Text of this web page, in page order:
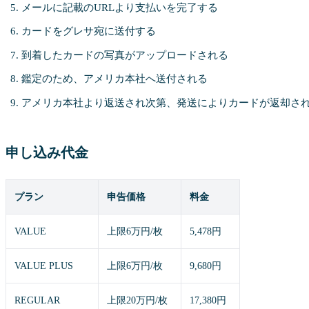
メールに記載のURLより支払いを完了する
カードをグレサ宛に送付する
到着したカードの写真がアップロードされる
鑑定のため、アメリカ本社へ送付される
アメリカ本社より返送され次第、発送によりカードが返却さ
申し込み代金
プラン 申告価格 料金
VALUE 上限6万円/枚 5,478円
VALUE PLUS 上限6万円/枚 9,680円
REGULAR 上限20万円/枚 17,380円